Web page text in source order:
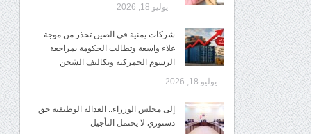
يوليو 18, 2026
شركات يمنية في الصين تحذر من موجة
غلاء واسعة وتطالب الحكومة بمراجعة
الرسوم الجمركية وتكاليف الشحن
يوليو 18, 2026
إلى مجلس الوزراء.. العدالة الوظيفية حق
دستوري لا يحتمل التأجيل